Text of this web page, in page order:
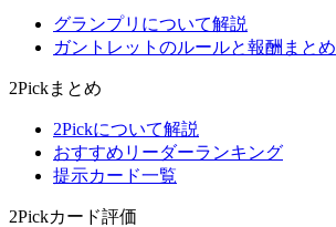
グランプリについて解説
ガントレットのルールと報酬まとめ
2Pickまとめ
2Pickについて解説
おすすめリーダーランキング
提示カード一覧
2Pickカード評価